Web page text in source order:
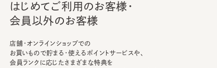
はじめてご利用のお客様・
会員以外のお客様
店舗・オンラインショップでの
お買いもので貯まる・使えるポイントサービスや、
会員ランクに応じたさまざまな特典を